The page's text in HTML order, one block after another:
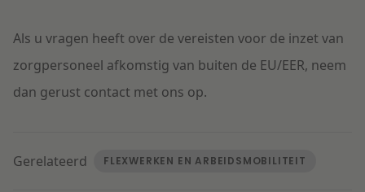
Als u vragen heeft over de vereisten voor de inzet van
zorgpersoneel afkomstig van buiten de EU/EER, neem
dan gerust contact met ons op.
Gerelateerd FLEXWERKEN EN ARBEIDSMOBILITEIT